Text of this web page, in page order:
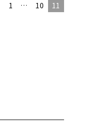
1 … 10 11